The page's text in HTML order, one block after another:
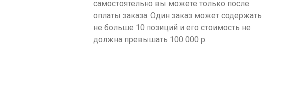
самостоятельно вы можете только после
оплаты заказа. Один заказ может содержать
не больше 10 позиций и его стоимость не
должна превышать 100 000 р.